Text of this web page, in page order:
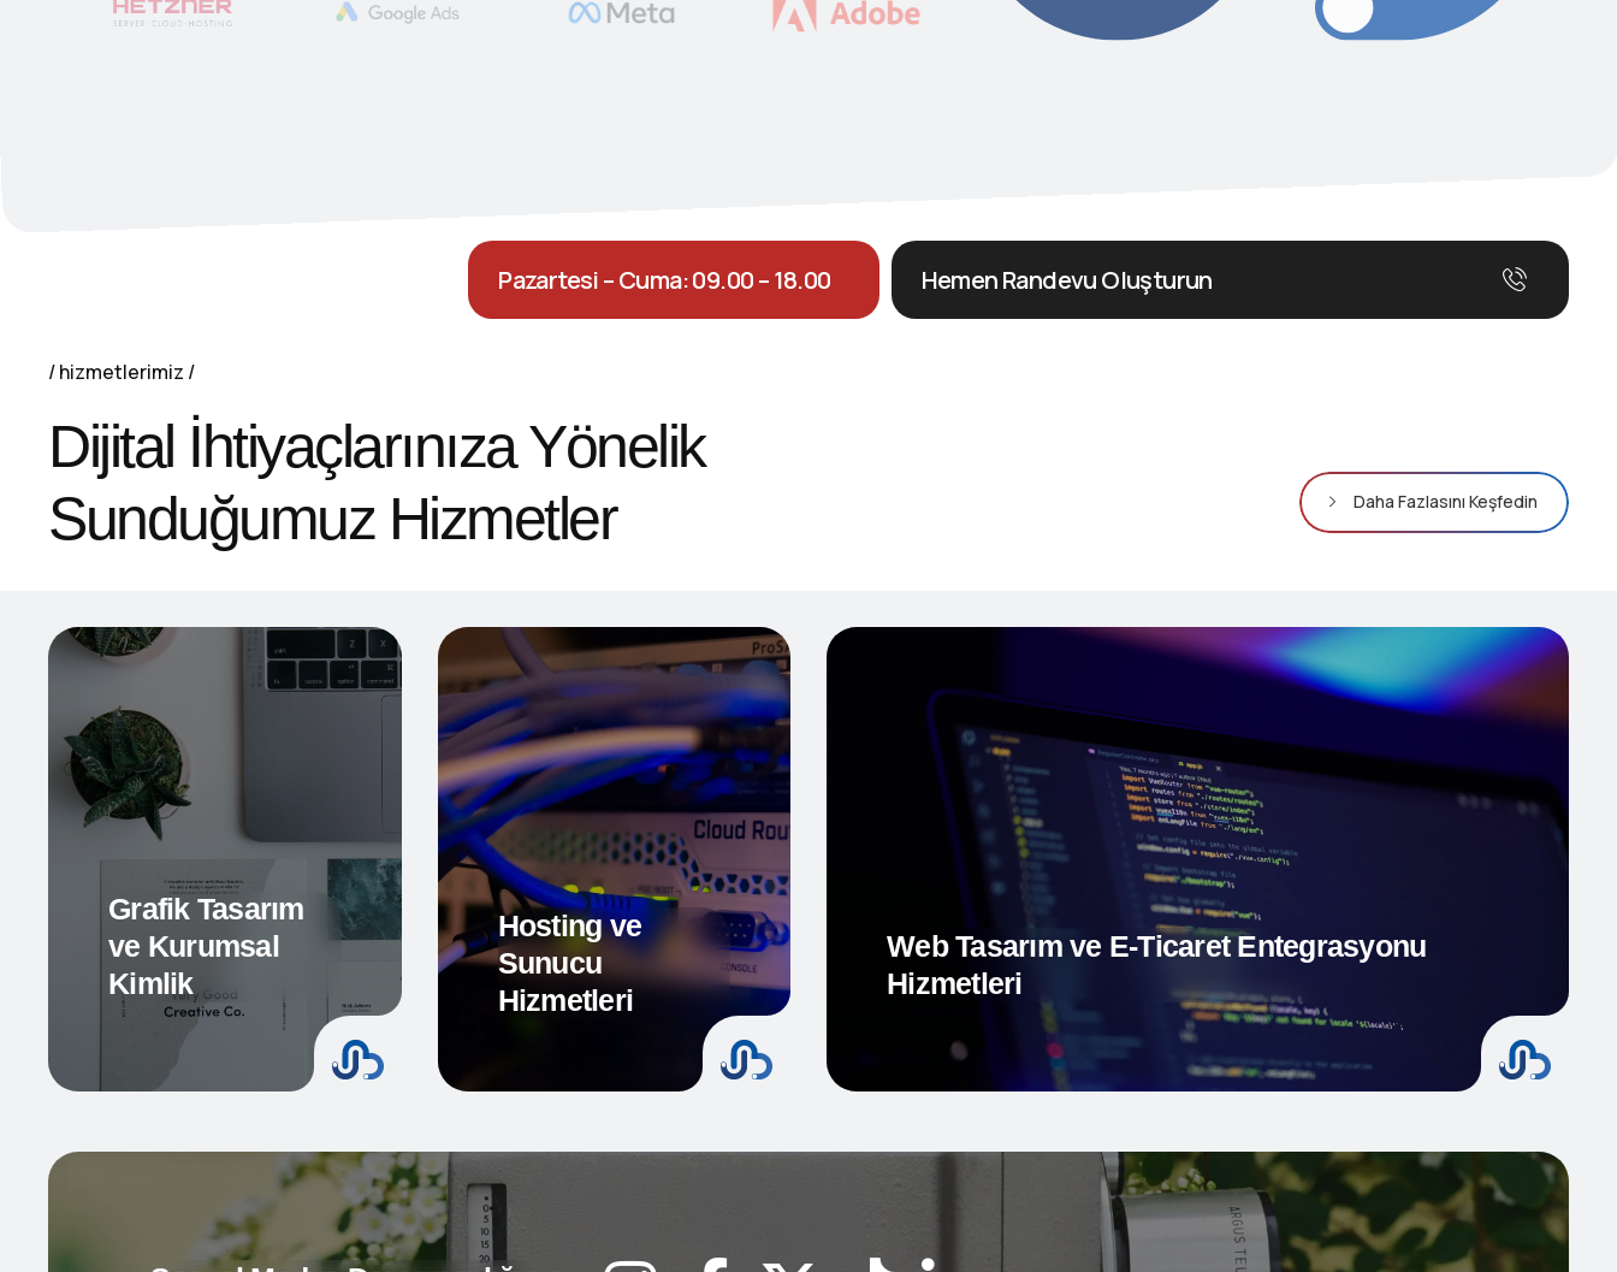
Pazartesi – Cuma: 09.00 – 18.00 Hemen Randevu Oluşturun
hizmetlerimiz
Dijital İhtiyaçlarınıza Yönelik
Sunduğumuz Hizmetler
Daha Fazlasını Keşfedin
Grafik Tasarım
ve Kurumsal
Kimlik
Hosting ve
Sunucu
Hizmetleri
Web Tasarım ve E-Ticaret Entegrasyonu
Hizmetleri